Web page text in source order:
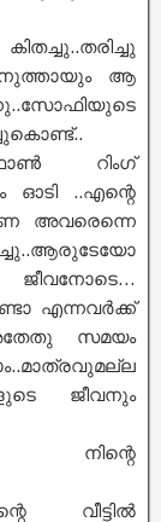
ആ
റിംഗ്
ഓടി ..എന്റെ
അവരെന്നെ
ജീവനോടെ…
എന്നവർക്ക്
സമയം
ജീവനും
നിന്റെ
വീട്ടിൽ